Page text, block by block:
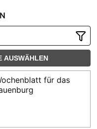
AUSWÄHLEN
für das